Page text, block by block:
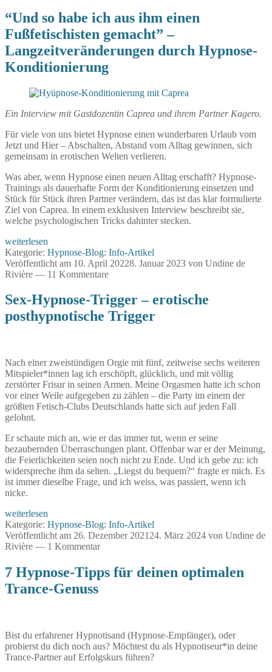
Die
geheime
Logik
sexueller
Wünsche
“Und so habe ich aus ihm einen
Fußfetischisten gemacht” –
Langzeitveränderungen durch Hypnose-
Konditionierung
Ein Interview mit Gastdozentin Caprea und ihrem Partner Kagero.
Für viele von uns bietet Hypnose einen wunderbaren Urlaub vom
Jetzt und Hier – Abschalten, Abstand vom Alltag gewinnen, sich
gemeinsam in erotischen Welten verlieren.
Was aber, wenn Hypnose einen neuen Alltag erschafft? Hypnose-
Trainings als dauerhafte Form der Konditionierung einsetzen und
Stück für Stück ihren Partner verändern, das ist das klar formulierte
Ziel von Caprea. In einem exklusiven Interview beschreibt sie,
welche psychologischen Tricks dahinter stecken.
“Und
so
habe
ich
ihm
einen
Fußfetischisten
durch
Hypnose-
Konditionierung
weiterlesen
Kategorie: Hypnose-Blog: Info-Artikel
Veröffentlicht am 10. April 20228. Januar 2023 von Undine de
Rivière — 11 Kommentare
Sex-Hypnose-Trigger – erotische
posthypnotische Trigger
Nach einer zweistündigen Orgie mit fünf, zeitweise sechs weiteren
Mitspieler*innen lag ich erschöpft, glücklich, und mit völlig
zerstörter Frisur in seinen Armen. Meine Orgasmen hatte ich schon
vor einer Weile aufgegeben zu zählen – die Party im einem der
größten Fetisch-Clubs Deutschlands hatte sich auf jeden Fall
gelohnt.
Er schaute mich an, wie er das immer tut, wenn er seine
bezaubernden Überraschungen plant. Offenbar war er der Meinung,
die Feierlichkeiten seien noch nicht zu Ende. Und ich gebe zu: ich
widerspreche ihm da selten. „Liegst du bequem?“ fragte er mich. Es
ist immer dieselbe Frage, und ich weiss, was passiert, wenn ich
nicke.
Sex-
Hypnose-
Trigger
–
posthypnotische
Trigger
weiterlesen
Kategorie: Hypnose-Blog: Info-Artikel
Veröffentlicht am 26. Dezember 2021 24. März 2024 von Undine de
Rivière — 1 Kommentar
7 Hypnose-Tipps für deinen optimalen
Trance-Genuss
Bist du erfahrener Hypnotisand (Hypnose-Empfänger), oder
probierst du dich noch aus? Möchtest du als Hypnotiseur*in deine
Trance-Partner auf Erfolgskurs führen?